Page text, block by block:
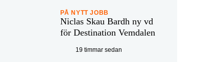
PÅ NYTT JOBB
Niclas Skau Bardh ny vd
för Destination Vemdalen
19 timmar sedan